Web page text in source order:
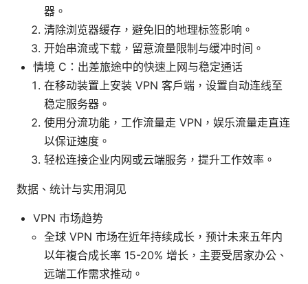
器。
清除浏览器缓存，避免旧的地理标签影响。
开始串流或下载，留意流量限制与缓冲时间。
情境 C：出差旅途中的快速上网与稳定通话
在移动装置上安装 VPN 客户端，设置自动连线至
稳定服务器。
使用分流功能，工作流量走 VPN，娱乐流量走直连
以保证速度。
轻松连接企业内网或云端服务，提升工作效率。
数据、统计与实用洞见
VPN 市场趋势
全球 VPN 市场在近年持续成长，预计未来五年内
以年複合成长率 15-20% 增长，主要受居家办公、
远端工作需求推动。